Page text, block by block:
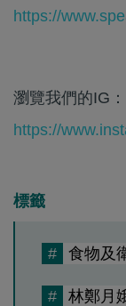
https://
瀏覽我們的IG：
https://
標籤
# 食物及
# 林鄭月